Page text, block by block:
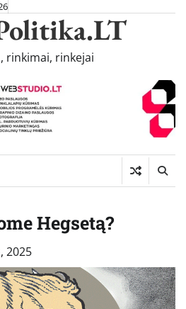
rinkimai, rinkejai
Hegsetą?
2025